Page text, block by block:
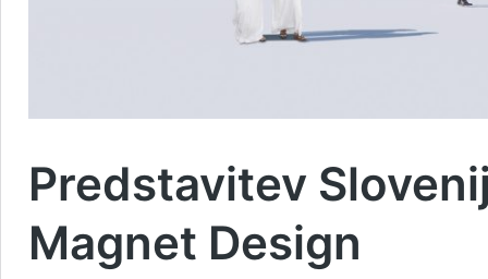
Predstavitev
Magnet Design